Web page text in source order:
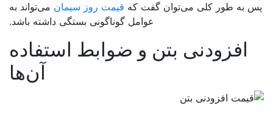
به طور کلی می‌توان گفت کهقیمت روز سیمانمی‌تواند به
عوامل گوناگونی بستگی داشته باشد.
افزودنی بتن و ضوابط استفاده
آن‌ها